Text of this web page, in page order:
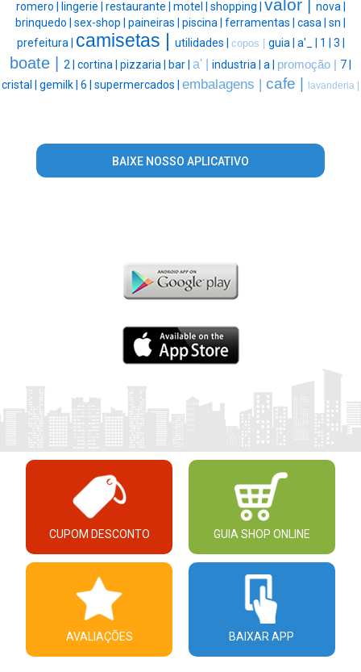
romero | lingerie | restaurante | motel | shopping | valor |
nova |
brinquedo | sex-shop | paineiras | piscina | ferramentas | casa | sn |
prefeitura | camisetas | utilidades | copos | guia | a'_ | 1 | 3 |
boate | 2 | cortina | pizzaria | bar | a' | industria | a | promoção | 7 |
cristal | gemilk | 6 | supermercados | embalagens | cafe | lavanderia |
BAIXE NOSSO APLICATIVO
CUPOM DESCONTO GUIA SHOP ONLINE
AVALIAÇÕES BAIXAR APP